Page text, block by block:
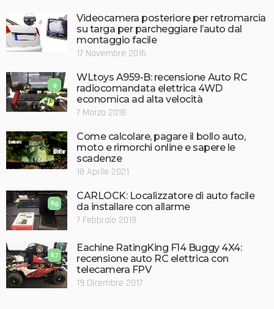
Videocamera posteriore per retromarcia
su targa per parcheggiare l’auto dal
montaggio facile
17 Novembre 2016
9
WLtoys A959-B: recensione Auto RC
radiocomandata elettrica 4WD
economica ad alta velocità
7 Marzo 2018
Come calcolare, pagare il bollo auto,
moto e rimorchi online e sapere le
scadenze
18 Aprile 2021
8.9
CARLOCK: Localizzatore di auto facile
da installare con allarme
7 Febbraio 2019
8.7
Eachine RatingKing F14 Buggy 4X4:
recensione auto RC elettrica con
telecamera FPV
19 Dicembre 2017